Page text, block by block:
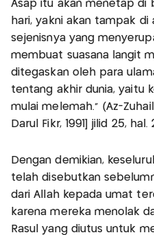
Asap itu akan menetap di
hari, yakni akan tampak
sejenisnya yang
membuat suasana langit
ditegaskan oleh para
tentang akhir dunia, yaitu
mulai melemah.” (Az-
Darul Fikr, 1991] jilid 25, hal.
Dengan demikian,
telah disebutkan
dari Allah kepada umat
karena mereka menolak
Rasul yang diutus untuk